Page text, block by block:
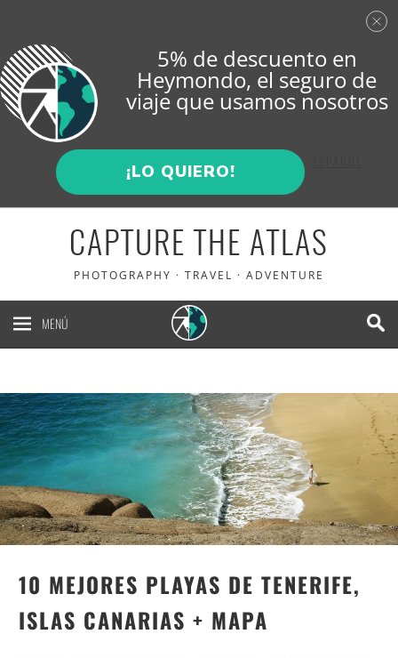
CAPTURE THE ATLAS
PHOTOGRAPHY · TRAVEL · ADVENTURE
MENÚ
10 MEJORES PLAYAS DE TENERIFE,
ISLAS CANARIAS + MAPA
5% de descuento en
Heymondo, el seguro de
viaje que usamos nosotros
¡LO QUIERO!